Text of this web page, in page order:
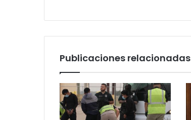
Publicaciones relacionadas